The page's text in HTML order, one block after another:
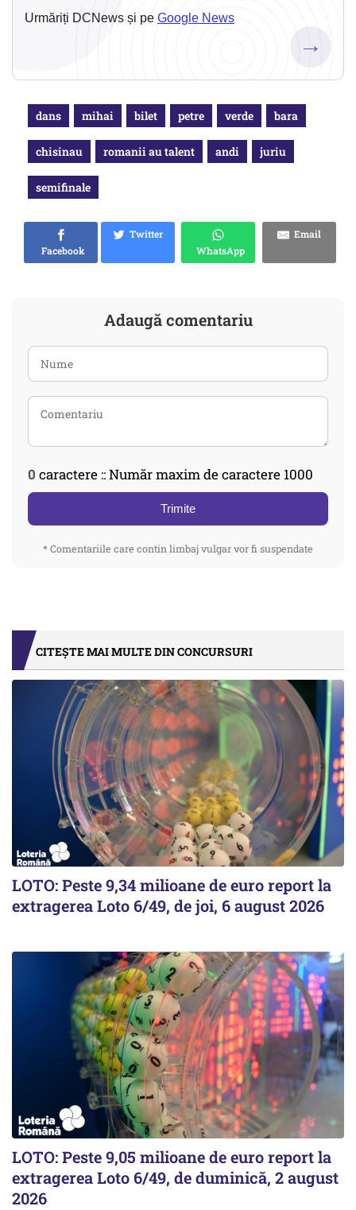
Urmăriți DCNews și pe Google News
→
dans mihai bilet petre verde bara
chisinau romanii au talent andi juriu
semifinale
Facebook
Twitter
WhatsApp
Email
Adaugă comentariu
0 caractere :: Număr maxim de caractere 1000
Trimite
* Comentariile care contin limbaj vulgar vor fi suspendate
CITEȘTE MAI MULTE DIN CONCURSURI
LOTO: Peste 9,34 milioane de euro report la
extragerea Loto 6/49, de joi, 6 august 2026
LOTO: Peste 9,05 milioane de euro report la
extragerea Loto 6/49, de duminică, 2 august
2026